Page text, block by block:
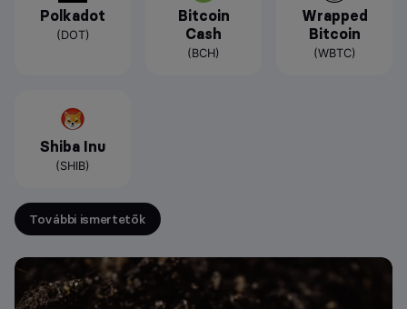
Polkadot
(DOT)
Bitcoin
Cash
(BCH)
Wrapped
Bitcoin
(WBTC)
Shiba Inu
(SHIB)
További ismertetők